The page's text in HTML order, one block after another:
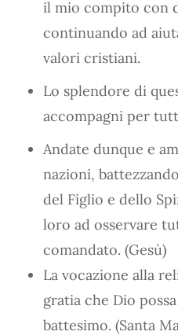
il mio compito con
continuando ad
valori cristiani.
Lo splendore di
accompagni per
Andate dunque e
nazioni,
del Figlio e dello
loro ad osservare
comandato. (Gesù)
La vocazione alla
gratia che Dio
battesimo. (Santa